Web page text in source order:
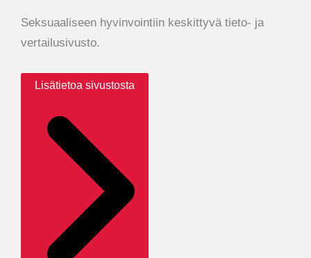
Seksuaaliseen hyvinvointiin keskittyvä tieto- ja
vertailusivusto.
Lisätietoa sivustosta